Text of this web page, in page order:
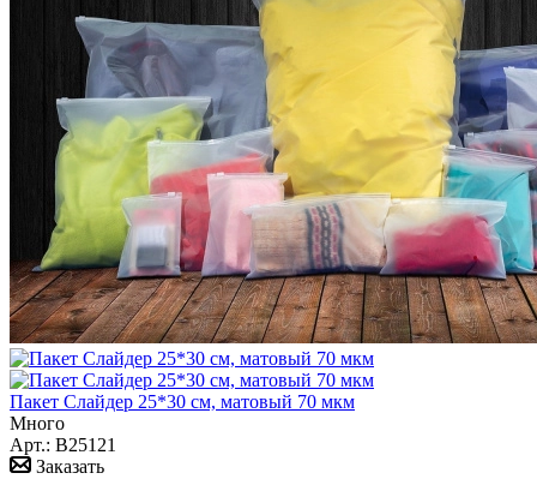
Пакет Слайдер 25*30 см, матовый 70 мкм
Много
Арт.: B25121
Заказать